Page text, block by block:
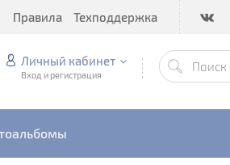
Правила Техподдержка
Личный кабинет
Вход и регистрация